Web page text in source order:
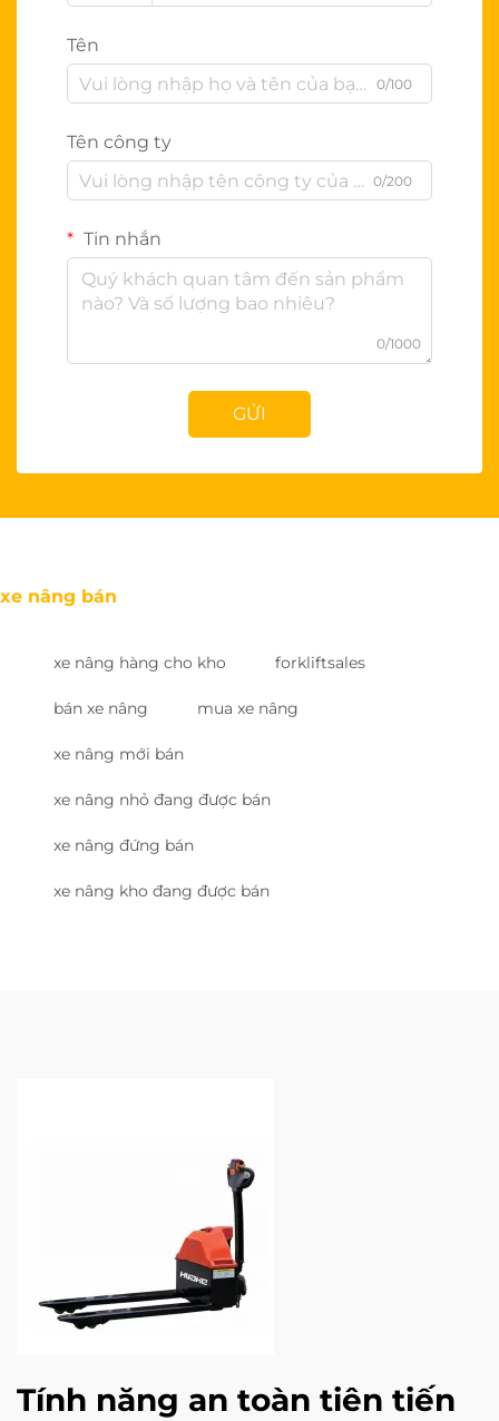
Tên
0/100
Tên công ty
0/200
Tin nhắn
0/1000
GỬI
xe nâng bán
xe nâng hàng cho kho forkliftsales
bán xe nâng mua xe nâng
xe nâng mới bán
xe nâng nhỏ đang được bán
xe nâng đứng bán
xe nâng kho đang được bán
Tính năng an toàn tiên tiến